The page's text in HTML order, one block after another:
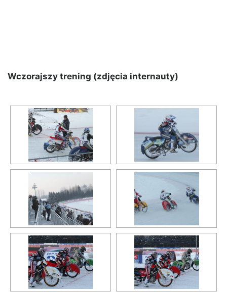
Wczorajszy trening (zdjęcia internauty)